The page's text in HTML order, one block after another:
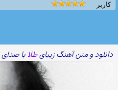
کاربر
دانلود و متن آهنگ زیبایطلا با صدای